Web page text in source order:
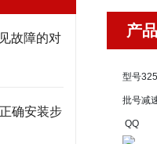
故障的对
确安装步
产
型号
批号减
QQ